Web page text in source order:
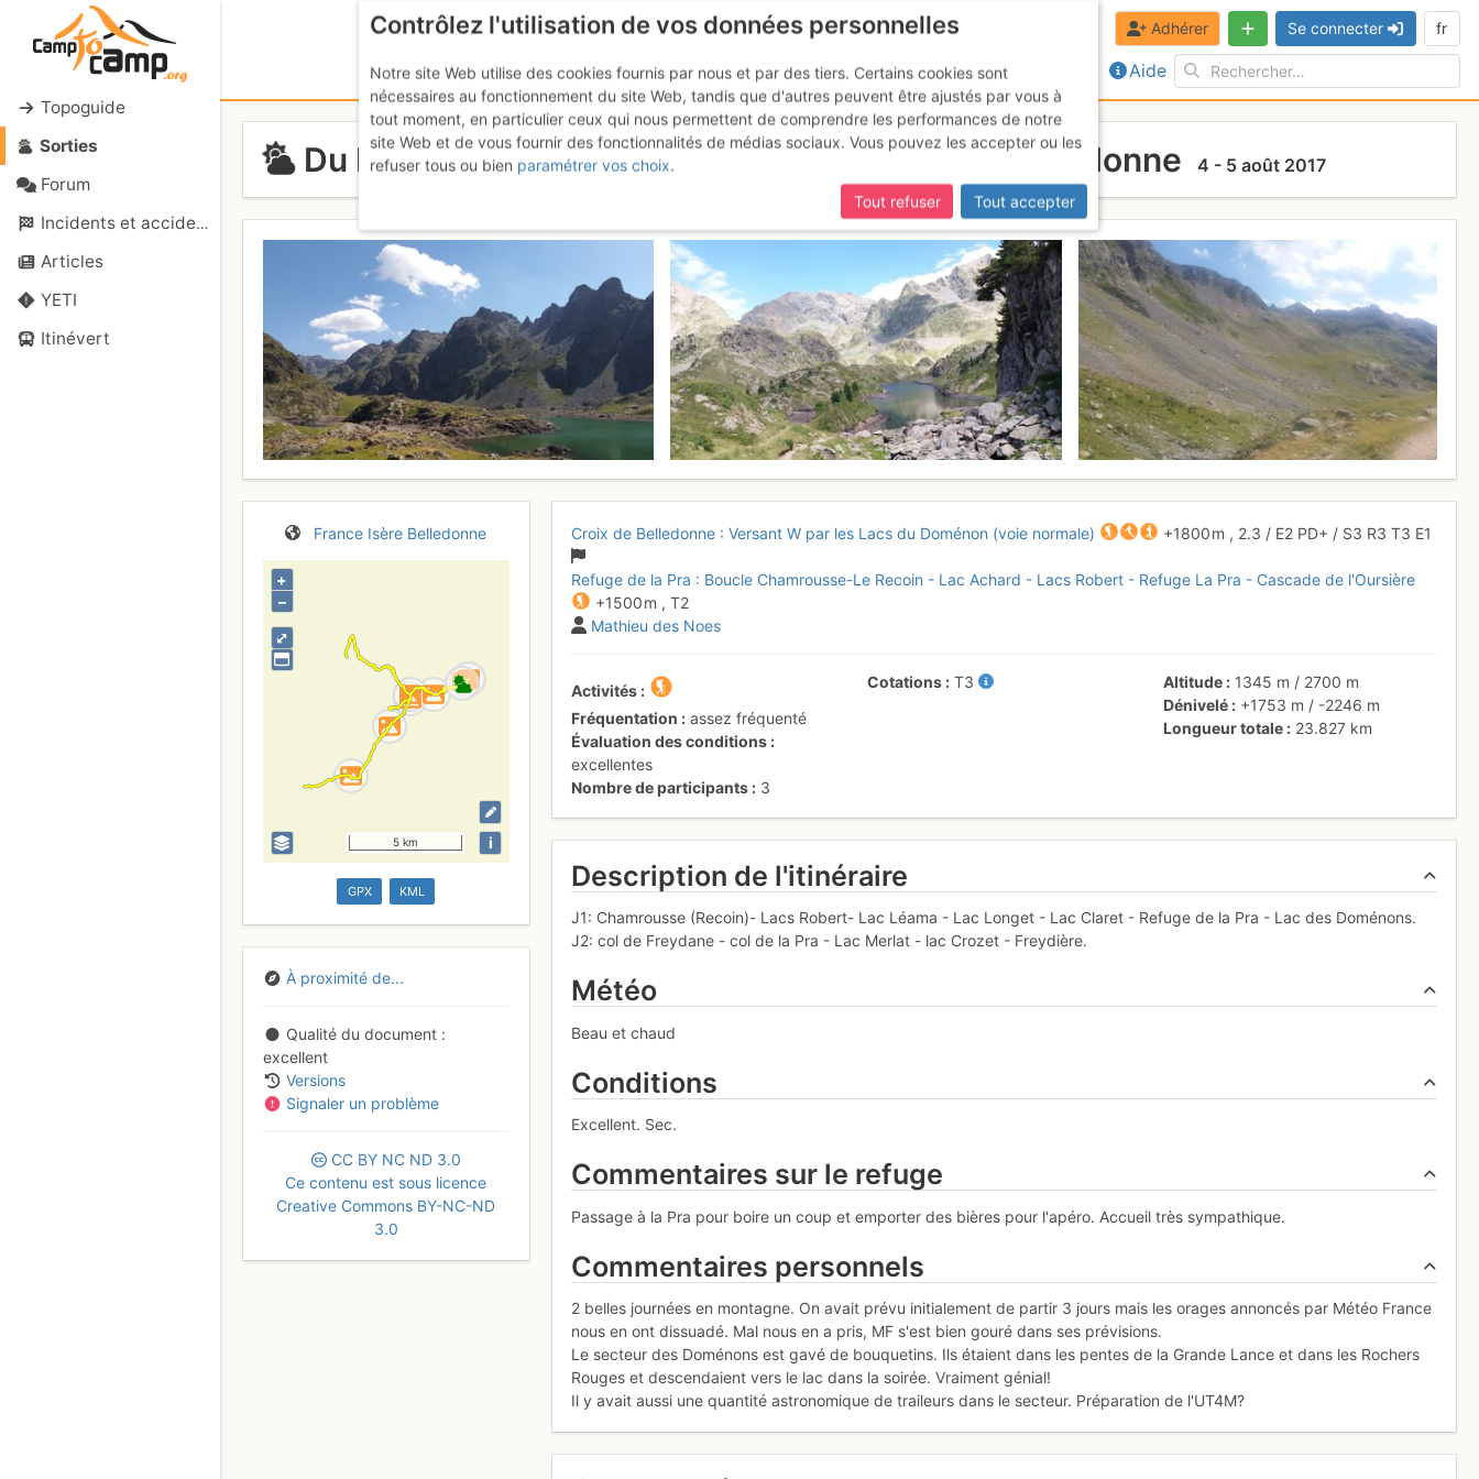
Topoguide
Sorties
Forum
Incidents et accidents
Articles
YETI
Itinévert
Aide
Adhérer Se connecter fr
Du Recoin à Freydieres: tournée des lacs de Belledonne 4 - 5 août 2017
France Isère Belledonne
⤢
+
–
5 km i
GPX KML
À proximité de...
Qualité du document
excellent
Versions
Signaler un problème
CC BY NC ND 3.0
Ce contenu est sous licence
Creative Commons BY-NC-ND
3.0
Croix de Belledonne : Versant W par les Lacs du Doménon (voie normale) +1800 m , 2.3 / E2 PD+ / S3 R3T3 E1
Refuge de la Pra : Boucle Chamrousse-Le Recoin - Lac Achard - Lacs Robert - Refuge La Pra - Cascade de l'Oursière
+1500 m ,T2
Mathieu des Noes
Activités
Fréquentation
assez fréquenté
Évaluation des conditions
excellentes
Nombre de participants
3
Cotations T3 Altitude 1345 m / 2700 m
Dénivelé
+1753 m / -2246 m
Longueur totale
23.827 km
Description de l'itinéraire
J1: Chamrousse (Recoin)- Lacs Robert- Lac Léama - Lac Longet - Lac Claret - Refuge de la Pra - Lac des Doménons.
J2: col de Freydane - col de la Pra - Lac Merlat - lac Crozet - Freydière.
Météo
Beau et chaud
Conditions
Excellent. Sec.
Commentaires sur le refuge
Passage à la Pra pour boire un coup et emporter des bières pour l'apéro. Accueil très sympathique.
Commentaires personnels
2 belles journées en montagne. On avait prévu initialement de partir 3 jours mais les orages annoncés par Météo France
nous en ont dissuadé. Mal nous en a pris, MF s'est bien gouré dans ses prévisions.
Le secteur des Doménons est gavé de bouquetins. Ils étaient dans les pentes de la Grande Lance et dans les Rochers
Rouges et descendaient vers le lac dans la soirée. Vraiment génial!
Il y avait aussi une quantité astronomique de traileurs dans le secteur. Préparation de l'UT4M?
Contrôlez l'utilisation de vos données personnelles
Notre site Web utilise des cookies fournis par nous et par des tiers. Certains cookies sont
nécessaires au fonctionnement du site Web, tandis que d'autres peuvent être ajustés par vous à
tout moment, en particulier ceux qui nous permettent de comprendre les performances de notre
site Web et de vous fournir des fonctionnalités de médias sociaux. Vous pouvez les accepter ou les
refuser tous ou bien paramétrer vos choix.
Tout refuser
Tout accepter